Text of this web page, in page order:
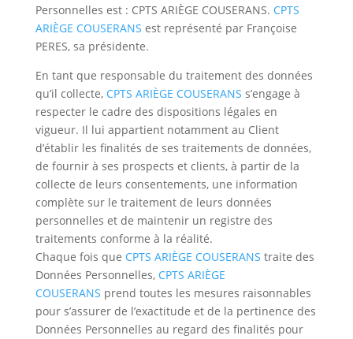
Personnelles est : CPTS ARIÈGE COUSERANS. CPTS
ARIÈGE COUSERANS est représenté par Françoise
PERES, sa présidente.
En tant que responsable du traitement des données
qu’il collecte, CPTS ARIÈGE COUSERANS s’engage à
respecter le cadre des dispositions légales en
vigueur. Il lui appartient notamment au Client
d’établir les finalités de ses traitements de données,
de fournir à ses prospects et clients, à partir de la
collecte de leurs consentements, une information
complète sur le traitement de leurs données
personnelles et de maintenir un registre des
traitements conforme à la réalité.
Chaque fois que CPTS ARIÈGE COUSERANS traite des
Données Personnelles, CPTS ARIÈGE
COUSERANS prend toutes les mesures raisonnables
pour s’assurer de l’exactitude et de la pertinence des
Données Personnelles au regard des finalités pour